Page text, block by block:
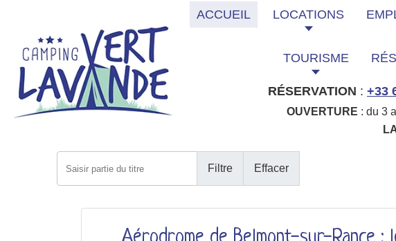
ACCUEIL LOCATIONS
TOURISME
RÉSERVATION : +33
OUVERTURE : du 3
Filtre Effacer